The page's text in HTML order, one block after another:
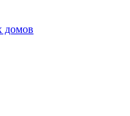
домов